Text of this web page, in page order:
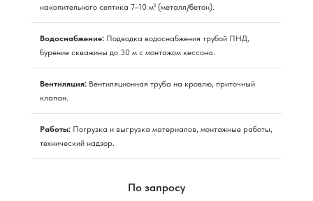
накопительного септика 7–10 м³ (металл/бетон).
Водоснабжение: Подводка водоснабжения трубой ПНД,
бурение скважины до 30 м с монтажом кессона.
Вентиляция: Вентиляционная труба на кровлю, приточный
клапан.
Работы: Погрузка и выгрузка материалов, монтажные работы,
технический надзор.
По запросу